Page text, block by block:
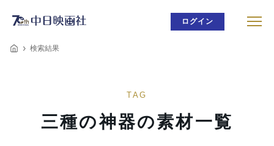
ログイン
検索結果
TAG
三種の神器の素材一覧